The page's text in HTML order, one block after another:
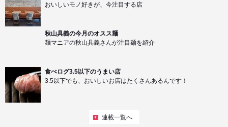
おいしいモノ好きが、今注目する店
秋山具義の今月のオスス麺
麺マニアの秋山具義さんが注目麺を紹介
食べログ3.5以下のうまい店
3.5以下でも、おいしいお店はたくさんあるんです！
連載一覧へ